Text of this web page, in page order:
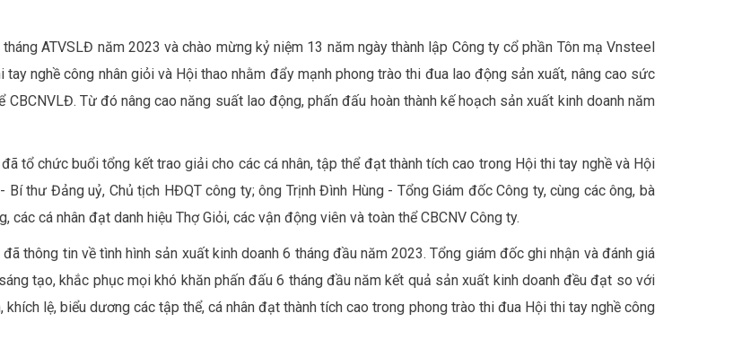
ATVSLĐ năm 2023 và chào mừng kỷ niệm 13 năm ngày thành lập Công ty cổ phần Tôn mạ Vnsteel
nghề công nhân giỏi và Hội thao nhằm đẩy mạnh phong trào thi đua lao động sản xuất, nâng cao sức
Từ đó nâng cao năng suất lao động, phấn đấu hoàn thành kế hoạch sản xuất kinh doanh năm
tổ chức buổi tổng kết trao giải cho các cá nhân, tập thể đạt thành tích cao trong Hội thi tay nghề và Hội
thư Đảng uỷ, Chủ tịch HĐQT công ty; ông Trịnh Đình Hùng - Tổng Giám đốc Công ty, cùng các ông, bà
cá nhân đạt danh hiệu Thợ Giỏi, các vận động viên và toàn thể CBCNV Công ty.
thông tin về tình hình sản xuất kinh doanh 6 tháng đầu năm 2023. Tổng giám đốc ghi nhận và đánh giá
tạo, khắc phục mọi khó khăn phấn đấu 6 tháng đầu năm kết quả sản xuất kinh doanh đều đạt so với
lệ, biểu dương các tập thể, cá nhân đạt thành tích cao trong phong trào thi đua Hội thi tay nghề công